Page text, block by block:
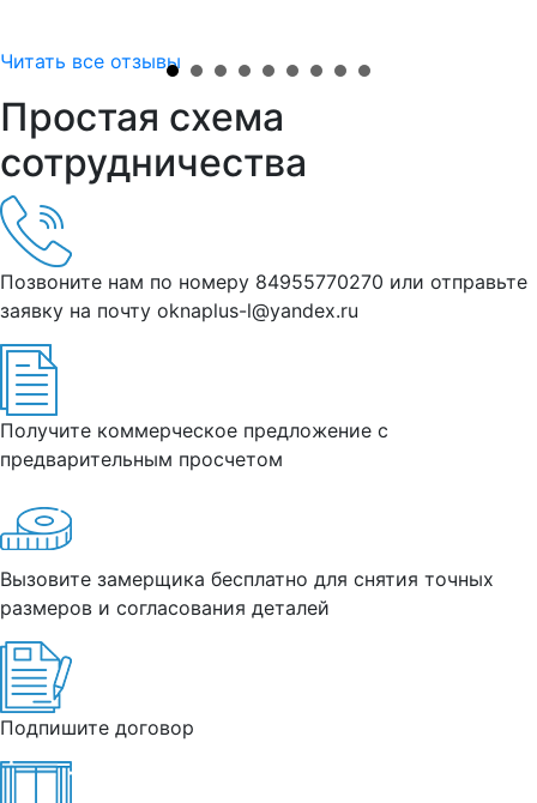
Читать все отзывы
Простая схема
сотрудничества
Позвоните нам по номеру 84955770270 или отправьте
заявку на почту oknaplus-l@yandex.ru
Получите коммерческое предложение с
предварительным просчетом
Вызовите замерщика бесплатно для снятия точных
размеров и согласования деталей
Подпишите договор